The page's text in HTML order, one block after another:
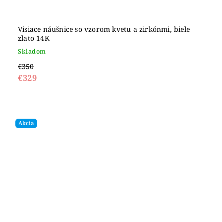
Visiace náušnice so vzorom kvetu a zirkónmi, biele
zlato 14K
Skladom
€350
€329
Akcia